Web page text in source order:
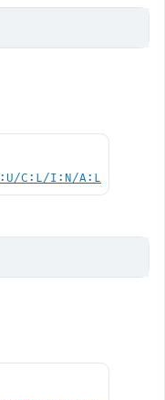
C:L/I:N/A:L